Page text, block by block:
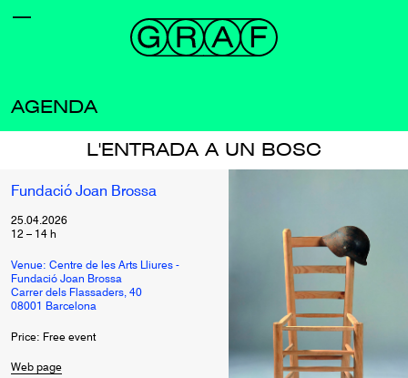
AGENDA
L'ENTRADA A UN BOSC
Fundació Joan Brossa
25.04.2026
12 – 14 h
Venue: Centre de les Arts Lliures -
Fundació Joan Brossa
Carrer dels Flassaders, 40
08001 Barcelona
Price: Free event
Web page